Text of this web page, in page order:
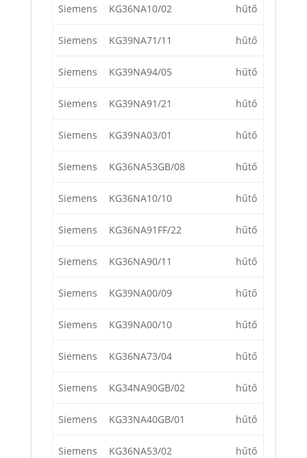
Siemens KG36NA10/02 hűtő
Siemens KG39NA71/11 hűtő
Siemens KG39NA94/05 hűtő
Siemens KG39NA91/21 hűtő
Siemens KG39NA03/01 hűtő
Siemens KG36NA53GB/08 hűtő
Siemens KG36NA10/10 hűtő
Siemens KG36NA91FF/22 hűtő
Siemens KG36NA90/11 hűtő
Siemens KG39NA00/09 hűtő
Siemens KG39NA00/10 hűtő
Siemens KG36NA73/04 hűtő
Siemens KG34NA90GB/02 hűtő
Siemens KG33NA40GB/01 hűtő
Siemens KG36NA53/02 hűtő